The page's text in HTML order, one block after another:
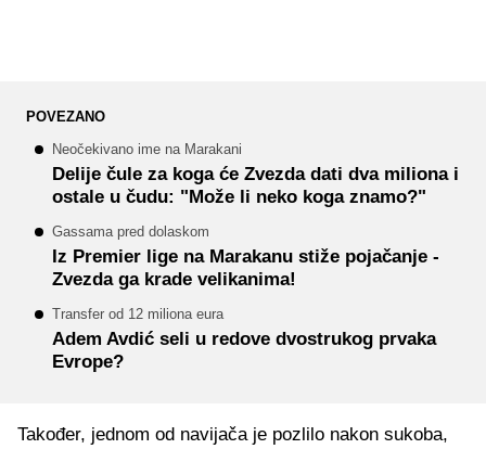
POVEZANO
Neočekivano ime na Marakani
Delije čule za koga će Zvezda dati dva miliona i
ostale u čudu: "Može li neko koga znamo?"
Gassama pred dolaskom
Iz Premier lige na Marakanu stiže pojačanje -
Zvezda ga krade velikanima!
Transfer od 12 miliona eura
Adem Avdić seli u redove dvostrukog prvaka
Evrope?
Također, jednom od navijača je pozlilo nakon sukoba,